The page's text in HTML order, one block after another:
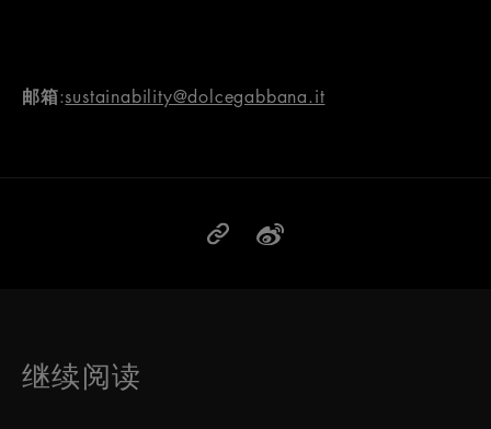
邮箱:sustainability@dolcegabbana.it
继续阅读